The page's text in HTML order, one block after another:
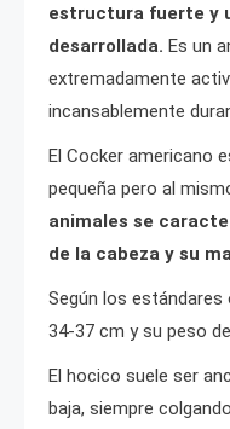
estructura fuerte y
desarrollada. Es un
extremadamente
incansablemente
El Cocker americano
pequeña pero al
animales se
de la cabeza y su
Según los
34-37 cm y su peso
El hocico suele ser
baja, siempre